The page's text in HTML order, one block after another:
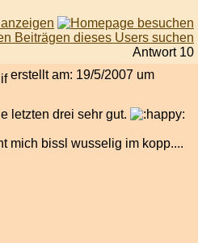
Antwort 10
erstellt am: 19/5/2007 um
letzten drei sehr gut.
mich bissl wusselig im kopp....